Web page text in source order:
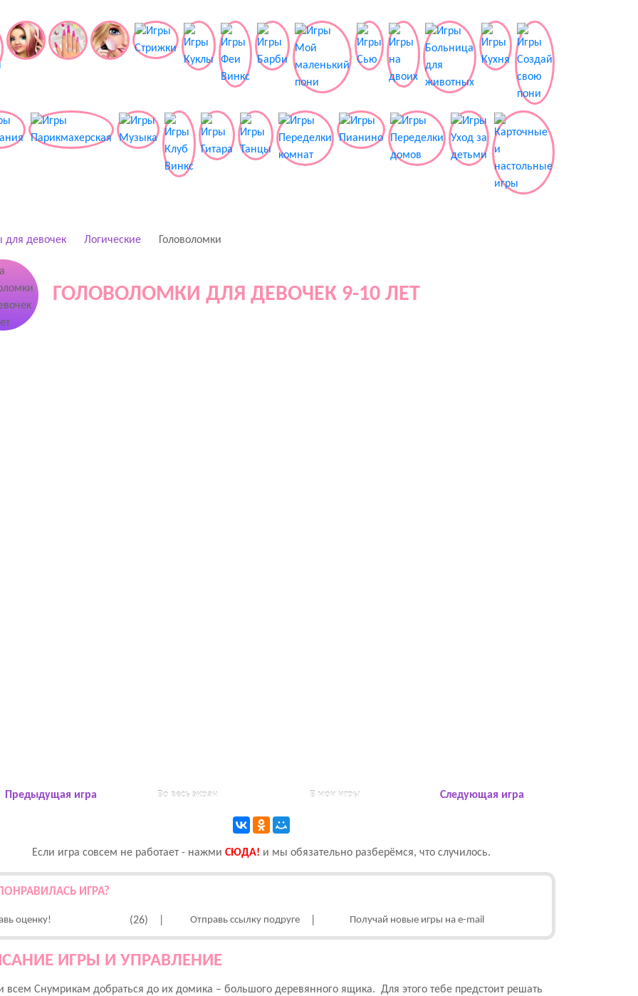
для девочек Логические Головоломки
ГОЛОВОЛОМКИ ДЛЯ ДЕВОЧЕК 9-10 ЛЕТ
Предыдущая игра Во весь экран В мои игры Следующая игра
Если игра совсем не работает - нажми CЮДА! и мы обязательно разберёмся, что случилось.
ИГРА?
оценку! (26) Отправь ссылку подруге Получай новые игры на e-mail
ИГРЫ И УПРАВЛЕНИЕ
всем Снумрикам добраться до их домика – большого деревянного ящика. Для этого тебе предстоит решать